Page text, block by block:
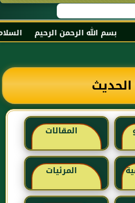
بسم الله الرحمن الرحيم
الحديث
المقالات
المرئيات